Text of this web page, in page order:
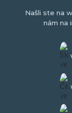
Našli ste na
nám na